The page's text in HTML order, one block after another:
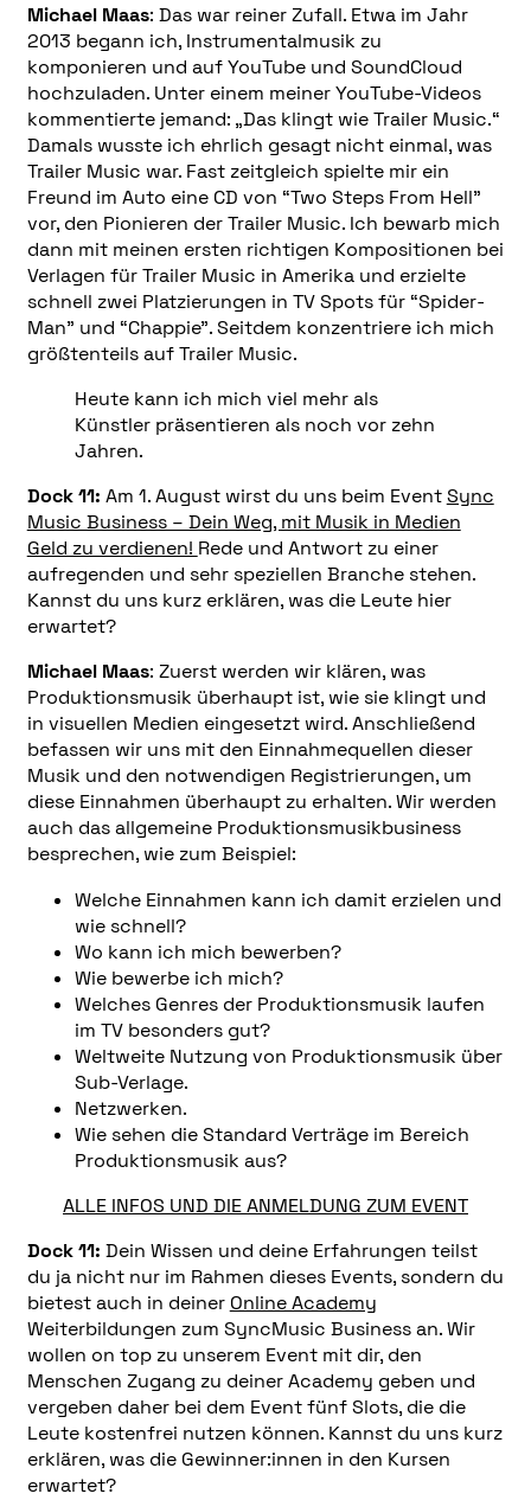
Michael Maas: Das war reiner Zufall. Etwa im Jahr
2013 begann ich, Instrumentalmusik zu
komponieren und auf YouTube und SoundCloud
hochzuladen. Unter einem meiner YouTube-Videos
kommentierte jemand: „Das klingt wie Trailer Music.“
Damals wusste ich ehrlich gesagt nicht einmal, was
Trailer Music war. Fast zeitgleich spielte mir ein
Freund im Auto eine CD von “Two Steps From Hell”
vor, den Pionieren der Trailer Music. Ich bewarb mich
dann mit meinen ersten richtigen Kompositionen bei
Verlagen für Trailer Music in Amerika und erzielte
schnell zwei Platzierungen in TV Spots für “Spider-
Man” und “Chappie”. Seitdem konzentriere ich mich
größtenteils auf Trailer Music.
Heute kann ich mich viel mehr als
Künstler präsentieren als noch vor zehn
Jahren.
Dock 11: Am 1. August wirst du uns beim EventSync
Music Business – Dein Weg, mit Musik in Medien
Geld zu verdienen! Rede und Antwort zu einer
aufregenden und sehr speziellen Branche stehen.
Kannst du uns kurz erklären, was die Leute hier
erwartet?
Michael Maas: Zuerst werden wir klären, was
Produktionsmusik überhaupt ist, wie sie klingt und
in visuellen Medien eingesetzt wird. Anschließend
befassen wir uns mit den Einnahmequellen dieser
Musik und den notwendigen Registrierungen, um
diese Einnahmen überhaupt zu erhalten. Wir werden
auch das allgemeine Produktionsmusikbusiness
besprechen, wie zum Beispiel:
Welche Einnahmen kann ich damit erzielen und
wie schnell?
Wo kann ich mich bewerben?
Wie bewerbe ich mich?
Welches Genres der Produktionsmusik laufen
im TV besonders gut?
Weltweite Nutzung von Produktionsmusik über
Sub-Verlage.
Netzwerken.
Wie sehen die Standard Verträge im Bereich
Produktionsmusik aus?
ALLE INFOS UND DIE ANMELDUNG ZUM EVENT
Dock 11: Dein Wissen und deine Erfahrungen teilst
du ja nicht nur im Rahmen dieses Events, sondern du
bietest auch in deiner Online Academy
Weiterbildungen zum SyncMusic Business an. Wir
wollen on top zu unserem Event mit dir, den
Menschen Zugang zu deiner Academy geben und
vergeben daher bei dem Event fünf Slots, die die
Leute kostenfrei nutzen können. Kannst du uns kurz
erklären, was die Gewinner:innen in den Kursen
erwartet?